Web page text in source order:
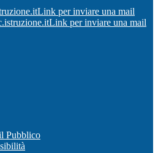
Link per inviare una mail
Link per inviare una mail
Pubblico